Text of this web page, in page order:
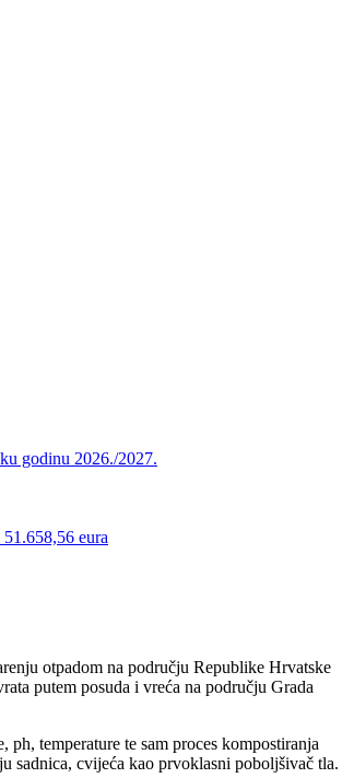
godinu 2026./2027.
eura
otpadom na području Republike Hrvatske
putem posuda i vreća na području Grada
temperature te sam proces kompostiranja
sadnica, cvijeća kao prvoklasni poboljšivač tla.